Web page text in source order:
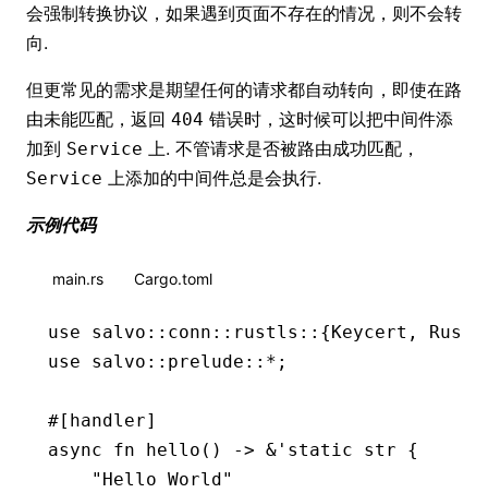
会强制转换协议，如果遇到页面不存在的情况，则不会转
向.
但更常见的需求是期望任何的请求都自动转向，即使在路
由未能匹配，返回 404 错误时，这时候可以把中间件添
加到 Service 上. 不管请求是否被路由成功匹配，
Service 上添加的中间件总是会执行.
示例代码
main.rs Cargo.toml
use salvo :: conn :: rustls :: {Keycert ,
use salvo :: prelude ::* ;
#[handler]
async fn hello () -> & ' static str {
    "Hello World"